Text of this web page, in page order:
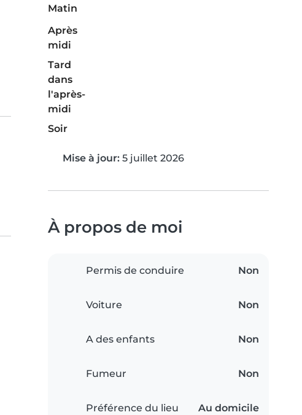
Matin
Après
midi
Tard
dans
l'après-
midi
Soir
Mise à jour: 5 juillet 2026
À propos de moi
Permis de conduire Non
Voiture Non
A des enfants Non
Fumeur Non
Préférence du lieu
Au domicile